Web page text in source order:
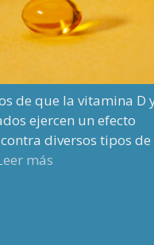
es un estado en el que
pierde peso al disminuir
y las ...